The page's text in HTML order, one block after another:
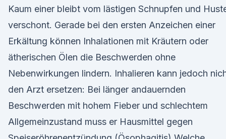
Kaum einer bleibt vom lästigen Schnupfen und
verschont. Gerade bei den ersten Anzeichen einer
Erkältung können Inhalationen mit Kräutern oder
ätherischen Ölen die Beschwerden ohne
Nebenwirkungen lindern. Inhalieren kann jedoch
den Arzt ersetzen: Bei länger andauernden
Beschwerden mit hohem Fieber und schlechtem
Allgemeinzustand muss er Hausmittel gegen